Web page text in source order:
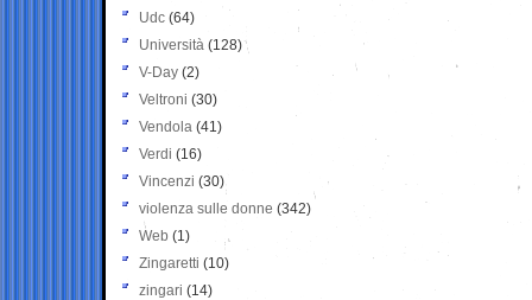
Udc (64)
Università (128)
V-Day (2)
Veltroni (30)
Vendola (41)
Verdi (16)
Vincenzi (30)
violenza sulle donne (342)
Web (1)
Zingaretti (10)
zingari (14)